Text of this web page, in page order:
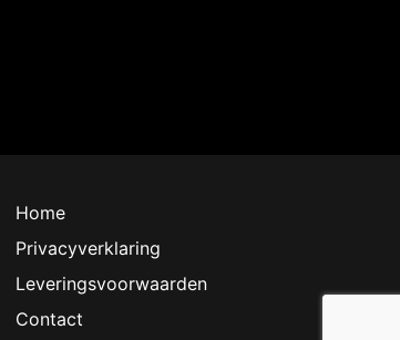
Home
Privacyverklaring
Leveringsvoorwaarden
Contact